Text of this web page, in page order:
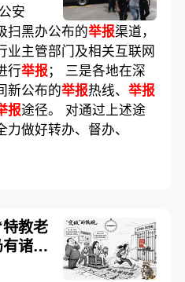
安
扫黑办公布的举报渠道，
业主管部门及相关互联网
行举报； 三是各地在深
新公布的举报热线、 举报
报途径。 对通过上述途
做好转办、督办、
教老
诸多